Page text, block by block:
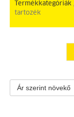
Termékkategóriák
tartozék